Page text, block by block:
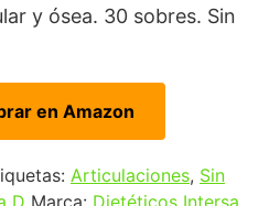
y ósea. 30 sobres. Sin
en Amazon
Articulaciones, Sin
D Marca: Dietéticos Intersa